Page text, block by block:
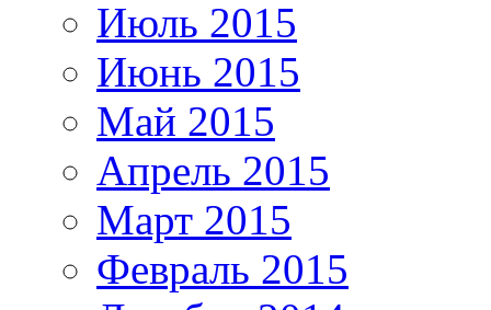
Июль 2015
Июнь 2015
Май 2015
Апрель 2015
Март 2015
Февраль 2015